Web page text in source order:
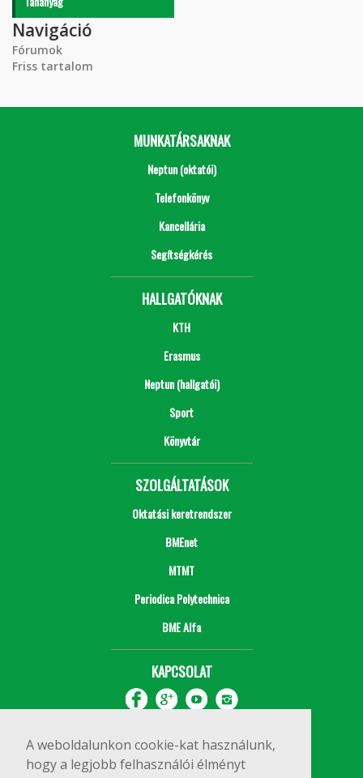
A weboldalunkon cookie-kat használunk,
hogy a legjobb felhasználói élményt
Navigáció
Fórumok
Friss tartalom
MUNKATÁRSAKNAK
Neptun (oktatói)
Telefonkönyv
Kancellária
Segítségkérés
HALLGATÓKNAK
KTH
Erasmus
Neptun (hallgatói)
Sport
Könyvtár
SZOLGÁLTATÁSOK
Oktatási keretrendszer
BMEnet
MTMT
Periodica Polytechnica
BME Alfa
KAPCSOLAT